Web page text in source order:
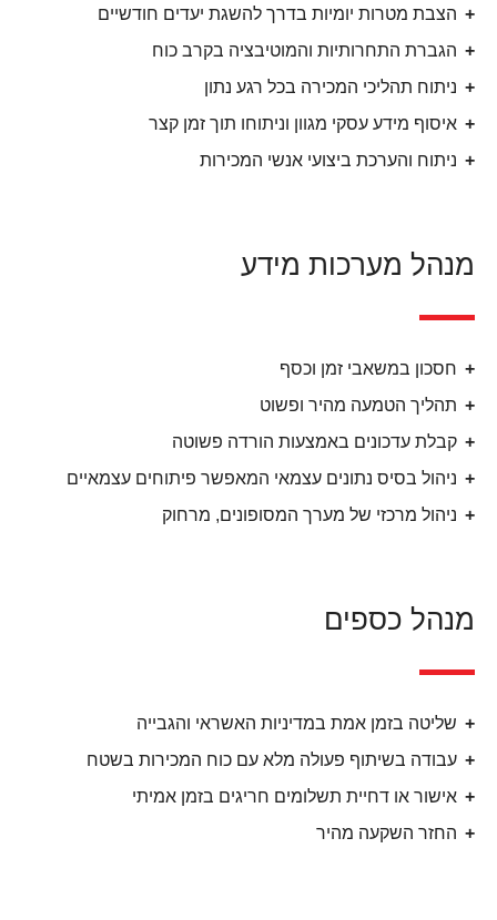
הצבת מטרות יומיות בדרך להשגת יעדים חודשיים
הגברת התחרותיות והמוטיבציה בקרב כוח
ניתוח תהליכי המכירה בכל רגע נתון
איסוף מידע עסקי מגוון וניתוחו תוך זמן קצר
ניתוח והערכת ביצועי אנשי המכירות
מנהל מערכות מידע
חסכון במשאבי זמן וכסף
תהליך הטמעה מהיר ופשוט
קבלת עדכונים באמצעות הורדה פשוטה
ניהול בסיס נתונים עצמאי המאפשר פיתוחים עצמאיים
ניהול מרכזי של מערך המסופונים, מרחוק
מנהל כספים
שליטה בזמן אמת במדיניות האשראי והגבייה
עבודה בשיתוף פעולה מלא עם כוח המכירות בשטח
אישור או דחיית תשלומים חריגים בזמן אמיתי
החזר השקעה מהיר